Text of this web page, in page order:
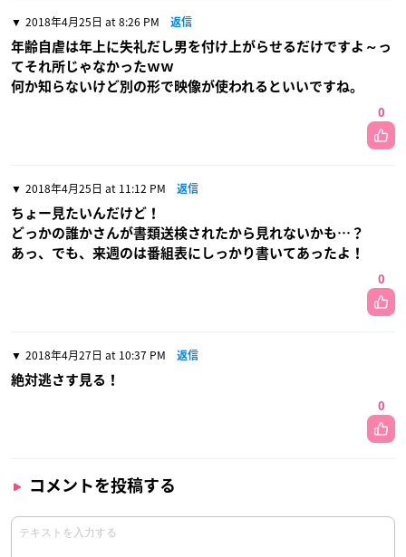
2018年4月25日 at 8:26 PM 返信
年齢自虐は年上に失礼だし男を付け上がらせるだけですよ～っ
てそれ所じゃなかったｗｗ
何か知らないけど別の形で映像が使われるといいですね。
0
2018年4月25日 at 11:12 PM 返信
ちょー見たいんだけど！
どっかの誰かさんが書類送検されたから見れないかも…？
あっ、でも、来週のは番組表にしっかり書いてあったよ！
0
2018年4月27日 at 10:37 PM 返信
絶対逃さす見る！
0
コメントを投稿する